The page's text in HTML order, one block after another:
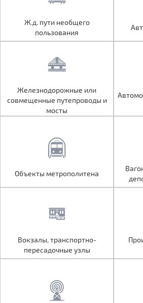
Ж.д. пути необщего
пользования
Железнодорожные или
совмещенные путепроводы и
мосты
Вокзалы, транспортно-
пересадочные узлы
Ж.д. пути необщего
пользования
Железнодорожные или
совмещенные путепроводы и
мосты
Объекты метрополитена
Вокзалы, транспортно-
пересадочные узлы